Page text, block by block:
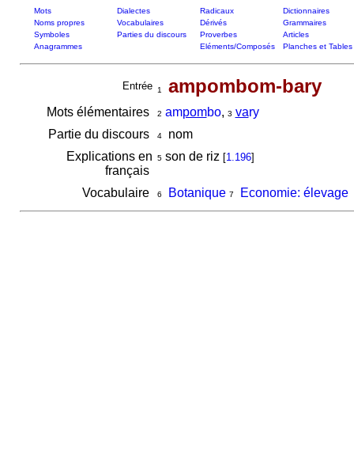
Mots Dialectes Radicaux
Dictionnaires
Noms propres
Vocabulaires Dérivés
Grammaires
Symboles
Parties du discours Proverbes
Articles
Anagrammes
Eléments/Composés Planches et Tables
Entrée 1 ampombom-bary
Mots élémentaires 2 ampombo, 3 vary
Partie du discours
4nom
Explications en
français
5son de riz [1.196]
Vocabulaire 6 Botanique 7 Economie: élevage